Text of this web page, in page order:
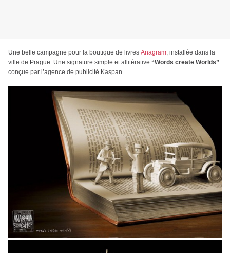
Une belle campagne pour la boutique de livres Anagram, installée dans la
ville de Prague. Une signature simple et allitérative “Words create Worlds”
conçue par l’agence de publicité Kaspan.